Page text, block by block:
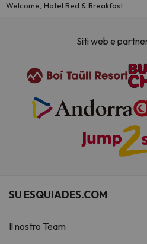
Welcome, Hotel Bed & Breakfast
Siti web e
SU ESQUIADES.COM
Il nostro Team